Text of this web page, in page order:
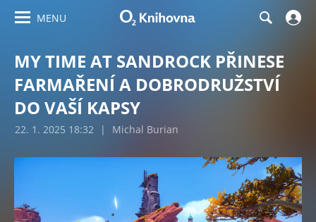
MENU
MY TIME AT SANDROCK PŘINESE
FARMAŘENÍ A DOBRODRUŽSTVÍ
DO VAŠÍ KAPSY
22. 1. 2025 18:32 | Michal Burian